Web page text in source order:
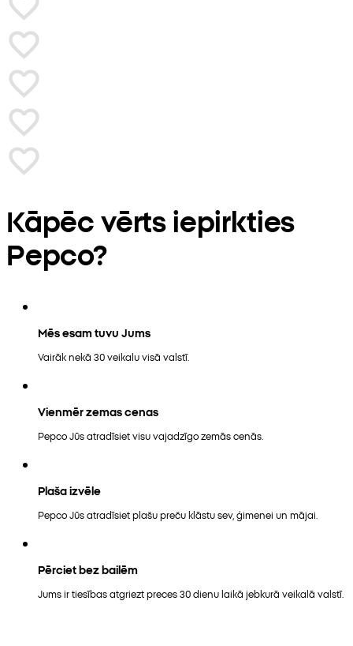
Kāpēc vērts iepirkties
Pepco?
Mēs esam tuvu Jums
Vairāk nekā 30 veikalu visā valstī.
Vienmēr zemas cenas
Pepco Jūs atradīsiet visu vajadzīgo zemās cenās.
Plaša izvēle
Pepco Jūs atradīsiet plašu preču klāstu sev, ģimenei un mājai.
Pērciet bez bailēm
Jums ir tiesības atgriezt preces 30 dienu laikā jebkurā veikalā valstī.